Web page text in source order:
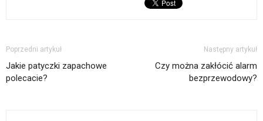
Poprzedni artykuł
Jakie patyczki zapachowe
polecacie?
Następny artykuł
Czy można zakłócić alarm
bezprzewodowy?